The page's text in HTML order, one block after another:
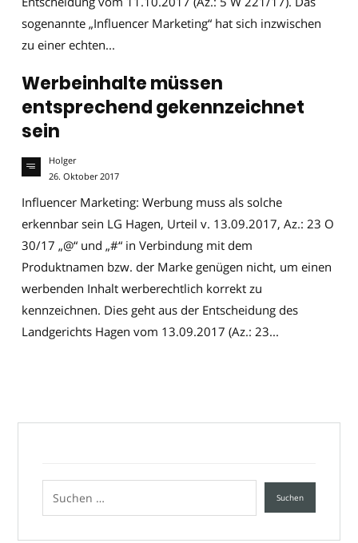
sogenannte „Influencer Marketing“ hat sich inzwischen
zu einer echten...
Werbeinhalte müssen
entsprechend gekennzeichnet
sein
Holger
26. Oktober 2017
Influencer Marketing: Werbung muss als solche
erkennbar sein LG Hagen, Urteil v. 13.09.2017, Az.: 23 O
30/17 „@“ und „#“ in Verbindung mit dem
Produktnamen bzw. der Marke genügen nicht, um einen
werbenden Inhalt werberechtlich korrekt zu
kennzeichnen. Dies geht aus der Entscheidung des
Landgerichts Hagen vom 13.09.2017 (Az.: 23...